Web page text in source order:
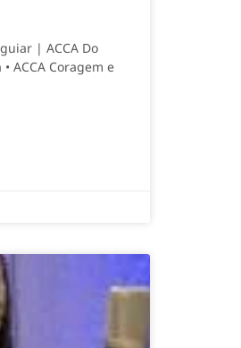
| ACCA Do
ACCA Coragem e